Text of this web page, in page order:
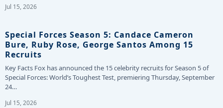
Jul 15, 2026
Special Forces Season 5: Candace Cameron
Bure, Ruby Rose, George Santos Among 15
Recruits
Key Facts Fox has announced the 15 celebrity recruits for Season 5 of
Special Forces: World’s Toughest Test, premiering Thursday, September
24…
Jul 15, 2026